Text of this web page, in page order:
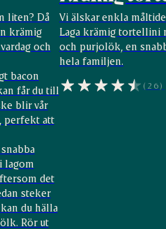
liten? Då
krämig
och
bacon
får du till
blir vår
perfekt att
lagom
det
steker
du hälla
Rör ut
Vi älskar enkla
Laga krämig tortellini
och purjolök, en
hela familjen.
(26)